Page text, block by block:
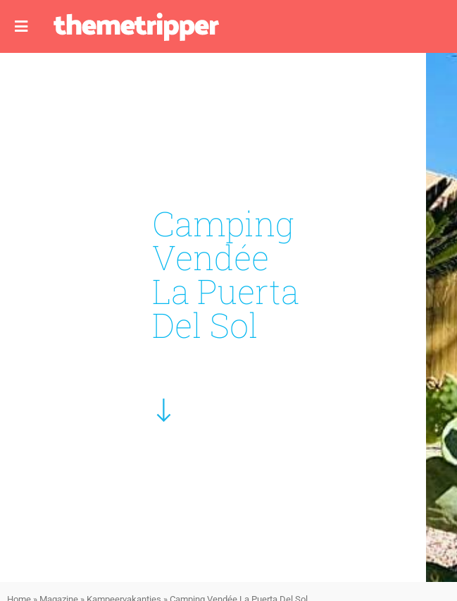
Camping
Vendée
La Puerta
Del Sol